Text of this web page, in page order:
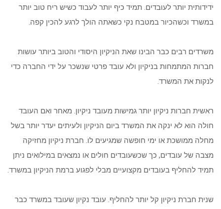
ידידותית יותר לעובדים. תמיד כיף יותר לעבוד כשיש ריח טוב יותר
במשרד וכשהכיור במטבח נקי כשאתה הולך לרגע להכין קפה.
משרדים רבים כבר הבינו שאת הניקיון היסודי והטוב ביותר עושות
חברות המתמחות בניקיון ולא עובד פרטי שנשכר על ידי החברה כדי
לנקות את המשרד.
ראשית חברות ניקיון יותר גמישות מעובד ניקיון. מאחר ואם העובד
חולה הוא לא ינקה את המשרד ביום הניקיון ולעיתים יעדר יותר בשל
מחלה ממושכת או ימי חופשה שמגיעים לו. חברת ניקיון מחזיקה
מצבה של עובדים, כך שכשעובדים חולים או נמצאים במילואים ניתן
תמיד להחליף בעובדים מקצועיים מבלי לפגוע ברמת הניקיון במשרד.
שנית חברת ניקיון קל יותר להחליף. עובד נקיון שעובד במשרד כבר